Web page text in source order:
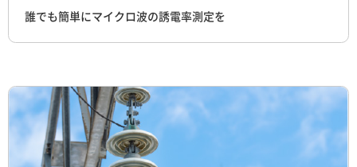
誰でも簡単にマイクロ波の誘電率測定を